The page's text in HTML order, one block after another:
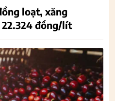
loạt, xăng
22.324 đồng/lít